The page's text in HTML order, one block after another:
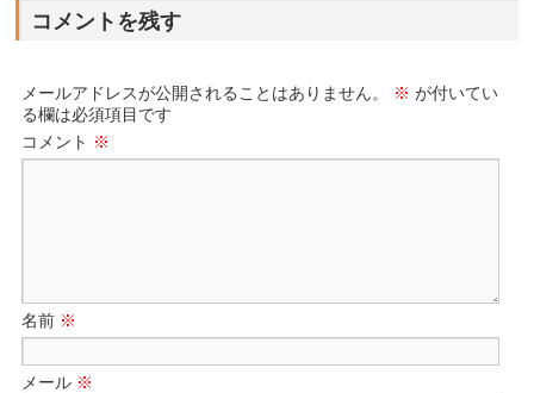
コメントを残す
メールアドレスが公開されることはありません。 ※ が付いてい
る欄は必須項目です
コメント ※
名前 ※
メール ※